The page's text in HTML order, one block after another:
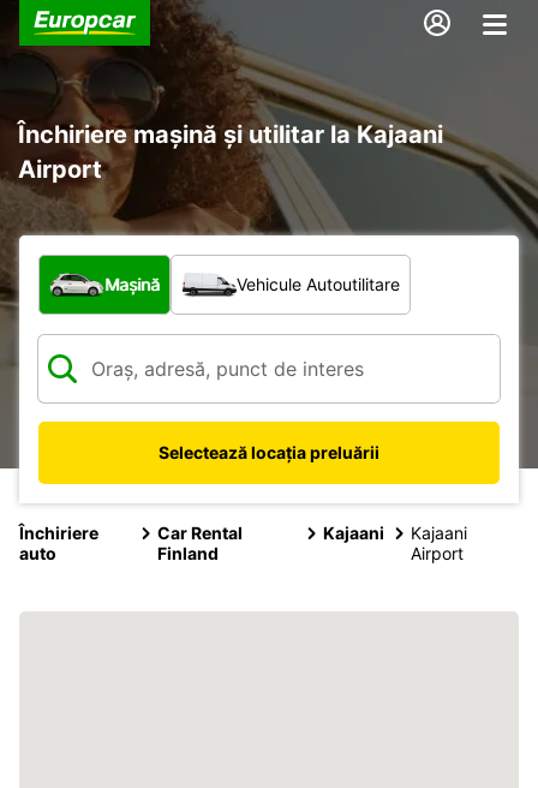
Închiriere mașină și utilitar la Kajaani
Airport
Ce tip de vehicul?
Mașină Vehicule Autoutilitare
Selectează locația preluării
Închiriere
auto
Car Rental
Finland
Kajaani
Kajaani
Airport